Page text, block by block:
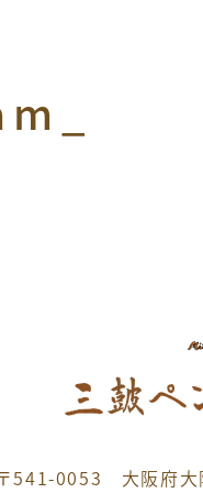
541-0053 大阪府大